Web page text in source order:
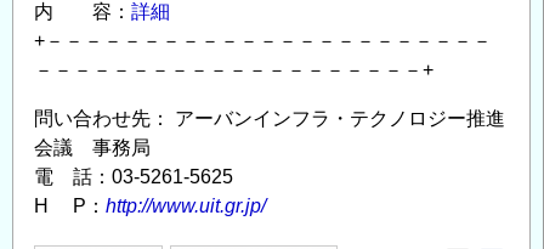
内 容： 詳細
+－－－－－－－－－－－－－－－－－－－－－－－
－－－－－－－－－－－－－－－－－－－－+
問い合わせ先： アーバンインフラ・テクノロジー推進
会議 事務局
電 話：03-5261-5625
H P： http://www.uit.gr.jp/